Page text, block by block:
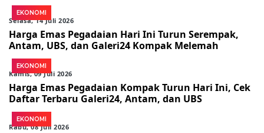
EKONOMI
Selasa, 14 Juli 2026
Harga Emas Pegadaian Hari Ini Turun Serempak,
Antam, UBS, dan Galeri24 Kompak Melemah
EKONOMI
Kamis, 09 Juli 2026
Harga Emas Pegadaian Kompak Turun Hari Ini, Cek
Daftar Terbaru Galeri24, Antam, dan UBS
EKONOMI
Rabu, 08 Juli 2026